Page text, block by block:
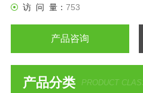
访 问 量： 753
产品咨询
产品分类 PRODUCT